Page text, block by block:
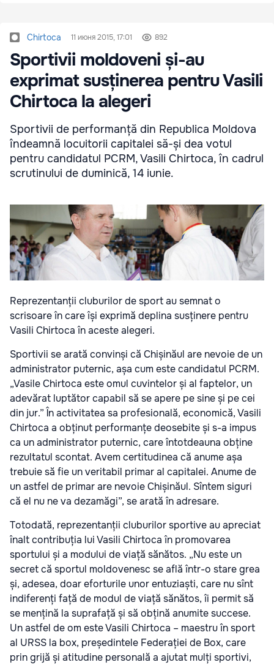
Chirtoca 11 июня 2015, 17:01 892
Sportivii moldoveni și-au
exprimat susținerea pentru Vasili
Chirtoca la alegeri
Sportivii de performanță din Republica Moldova
îndeamnă locuitorii capitalei să-și dea votul
pentru candidatul PCRM, Vasili Chirtoca, în cadrul
scrutinului de duminică, 14 iunie.
Reprezentanții cluburilor de sport au semnat o
scrisoare în care își exprimă deplina susținere pentru
Vasili Chirtoca în aceste alegeri.
Sportivii se arată convinși că Chișinăul are nevoie de un
administrator puternic, așa cum este candidatul PCRM.
„Vasile Chirtoca este omul cuvintelor și al faptelor, un
adevărat luptător capabil să se apere pe sine și pe cei
din jur.” În activitatea sa profesională, economică, Vasili
Chirtoca a obținut performanțe deosebite și s-a impus
ca un administrator puternic, care întotdeauna obține
rezultatul scontat. Avem certitudinea că anume așa
trebuie să fie un veritabil primar al capitalei. Anume de
un astfel de primar are nevoie Chișinăul. Sîntem siguri
că el nu ne va dezamăgi”, se arată în adresare.
Totodată, reprezentanții cluburilor sportive au apreciat
înalt contribuția lui Vasili Chirtoca în promovarea
sportului și a modului de viață sănătos. „Nu este un
secret că sportul moldovenesc se află într-o stare grea
și, adesea, doar eforturile unor entuziaști, care nu sînt
indiferenți față de modul de viață sănătos, îi permit să
se mențină la suprafață și să obțină anumite succese.
Un astfel de om este Vasili Chirtoca – maestru în sport
al URSS la box, președintele Federației de Box, care
prin grijă și atitudine personală a ajutat mulți sportivi,